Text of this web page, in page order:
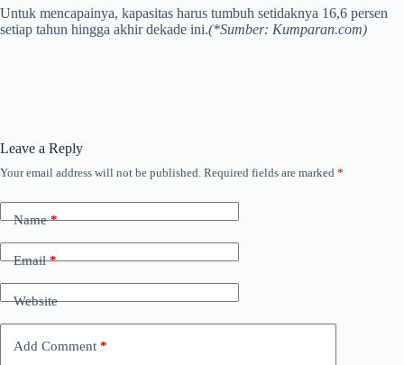
Untuk mencapainya, kapasitas harus tumbuh setidaknya 16,6 persen
setiap tahun hingga akhir dekade ini.(*Sumber: Kumparan.com)
Leave a Reply
Your email address will not be published. Required fields are marked *
Name*
Email*
Website
Add Comment *